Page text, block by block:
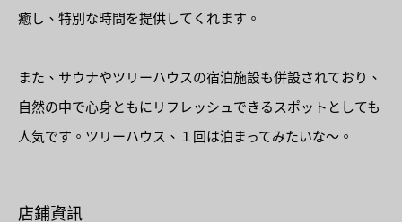
癒し、特別な時間を提供してくれます。
また、サウナやツリーハウスの宿泊施設も併設されており、
自然の中で心身ともにリフレッシュできるスポットとしても
人気です。ツリーハウス、１回は泊まってみたいな〜。
店鋪資訊